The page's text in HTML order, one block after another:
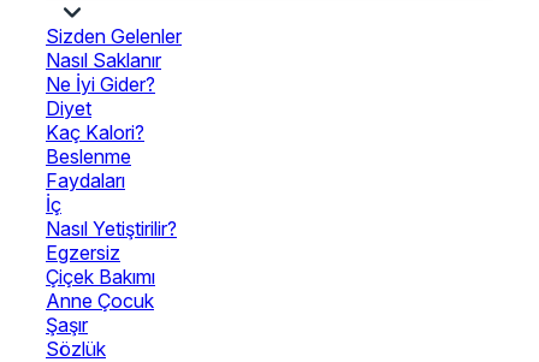
Sizden Gelenler
Nasıl Saklanır
Ne İyi Gider?
Diyet
Kaç Kalori?
Beslenme
Faydaları
İç
Nasıl Yetiştirilir?
Egzersiz
Çiçek Bakımı
Anne Çocuk
Şaşır
Sözlük